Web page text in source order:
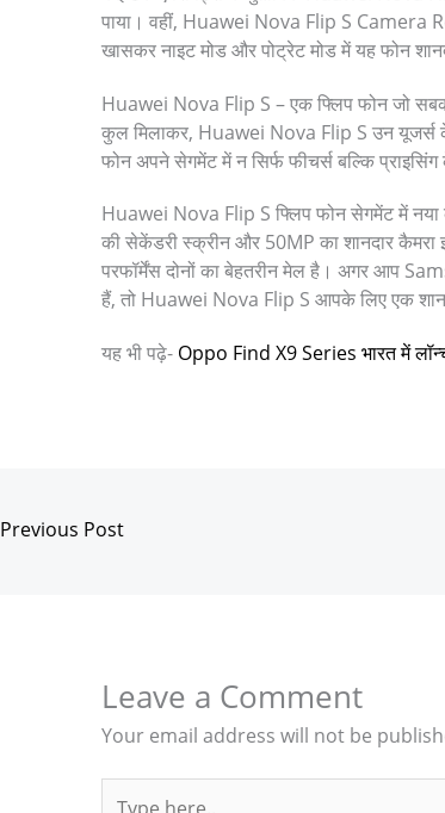
पाया। वहीं, Huawei Nova Flip S Camera
खासकर नाइट मोड और पोट्रेट मोड में यह फोन
Huawei Nova Flip S – एक फ्लिप फोन जो
कुल मिलाकर, Huawei Nova Flip S उन यूजर्स के
फोन अपने सेगमेंट में न सिर्फ फीचर्स बल्कि
Huawei Nova Flip S फ्लिप फोन सेगमेंट में नया
की सेकेंडरी स्क्रीन और 50MP का शानदार
परफॉर्मेंस दोनों का बेहतरीन मेल है। अगर आप
हैं, तो Huawei Nova Flip S आपके लिए एक
यह भी पढ़े- Oppo Find X9 Series भारत में
Previous Post
Leave a Comment
Your email address will not be